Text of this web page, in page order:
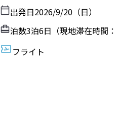
出発日2026/9/20（日）
泊数3泊6日（現地滞在時間：
フライト